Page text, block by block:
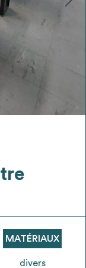
intéressants à "
de manifestation
matériaux
fiches produits
plus de
MATÉRIAUX
divers